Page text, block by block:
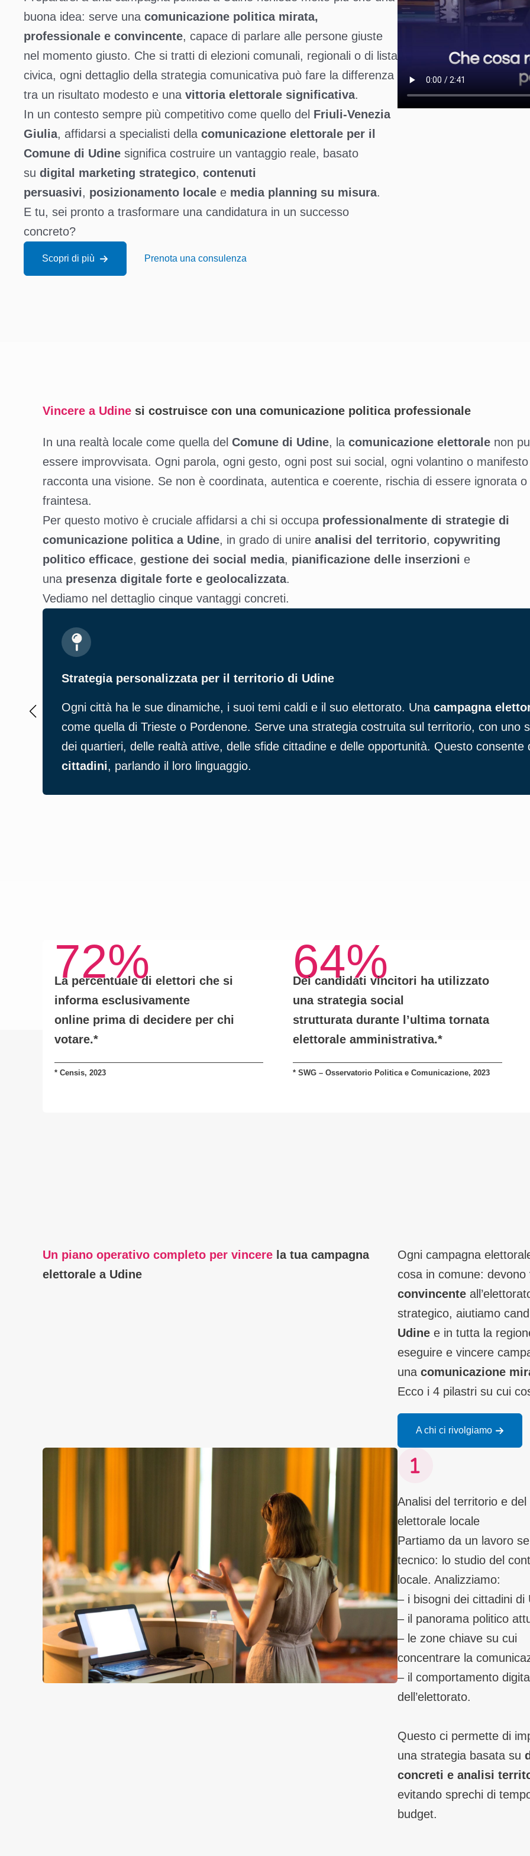
buona idea: serve una comunicazione politica mirata,
professionale e convincente, capace di parlare alle persone giuste
nel momento giusto. Che si tratti di elezioni comunali, regionali o di lista
civica, ogni dettaglio della strategia comunicativa può fare la differenza
tra un risultato modesto e una vittoria elettorale significativa.
In un contesto sempre più competitivo come quello del Friuli-Venezia
Giulia, affidarsi a specialisti della comunicazione elettorale per il
Comune di Udine significa costruire un vantaggio reale, basato
su digital marketing strategico, contenuti
persuasivi, posizionamento locale e media planning su misura.
E tu, sei pronto a trasformare una candidatura in un successo
concreto?
Scopri di più Prenota una consulenza
Vincere a Udine si costruisce con una comunicazione politica professionale
In una realtà locale come quella del Comune di Udine, la comunicazione elettorale non
essere improvvisata. Ogni parola, ogni gesto, ogni post sui social, ogni volantino o manifesto
racconta una visione. Se non è coordinata, autentica e coerente, rischia di essere ignorata o
fraintesa.
Per questo motivo è cruciale affidarsi a chi si occupa professionalmente di strategie di
comunicazione politica a Udine, in grado di unire analisi del territorio, copywriting
politico efficace, gestione dei social media, pianificazione delle inserzioni e
una presenza digitale forte e geolocalizzata.
Vediamo nel dettaglio cinque vantaggi concreti.
Strategia personalizzata per il territorio di Udine
Ogni città ha le sue dinamiche, i suoi temi caldi e il suo elettorato. Una campagna
come quella di Trieste o Pordenone. Serve una strategia costruita sul territorio, con uno
dei quartieri, delle realtà attive, delle sfide cittadine e delle opportunità. Questo consente
cittadini, parlando il loro linguaggio.
72%
La percentuale di elettori che si
informa esclusivamente
online prima di decidere per chi
votare.*
* Censis, 2023
64%
Dei candidati vincitori ha utilizzato
una strategia social
strutturatadurante l’ultima tornata
elettorale amministrativa.*
* SWG – Osservatorio Politica e Comunicazione, 2023
Un piano operativo completo per vincere la tua campagna
elettorale a Udine
Ogni campagna
cosa in comune: devono
convincente
strategico, aiutiamo
Udine e in tutta la
eseguire e vincere
una comunicazione
Ecco i 4 pilastri su cui
A chi ci rivolgiamo
Analisi del territorio e
elettorale locale
Partiamo da un lavoro
tecnico: lo studio del
locale. Analizziamo:
– i bisogni dei cittadini di
– il panorama politico
– le zone chiave su cui
concentrare la
– il comportamento
dell’elettorato.
Questo ci permette di
una strategia basata su
concreti e analisi
evitando sprechi di
budget.